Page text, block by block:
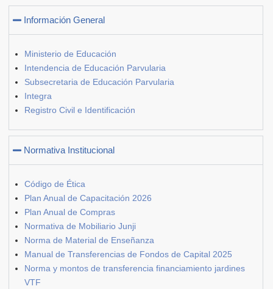
Información General
Ministerio de Educación
Intendencia de Educación Parvularia
Subsecretaria de Educación Parvularia
Integra
Registro Civil e Identificación
Normativa Institucional
Código de Ética
Plan Anual de Capacitación 2026
Plan Anual de Compras
Normativa de Mobiliario Junji
Norma de Material de Enseñanza
Manual de Transferencias de Fondos de Capital 2025
Norma y montos de transferencia financiamiento jardines
VTF